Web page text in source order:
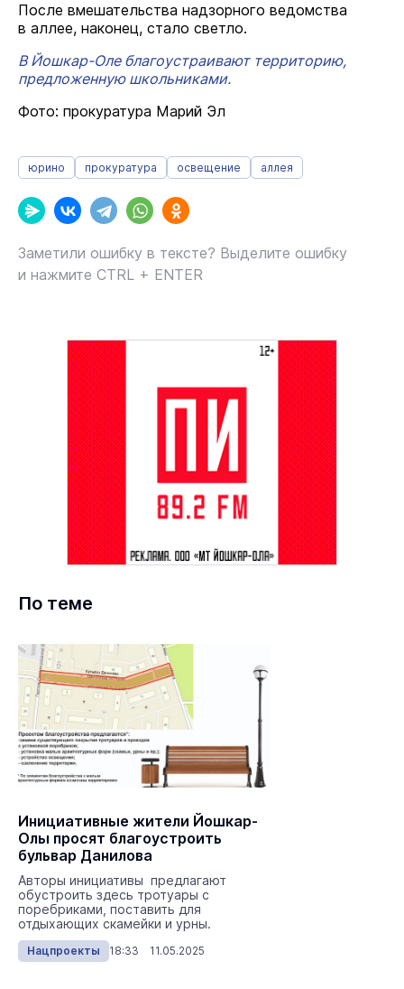
После вмешательства надзорного ведомства
в аллее, наконец, стало светло.
В Йошкар-Оле благоустраивают территорию,
предложенную школьниками.
Фото: прокуратура Марий Эл
юрино прокуратура освещение аллея
Заметили ошибку в тексте? Выделите ошибку
и нажмите CTRL + ENTER
По теме
Инициативные жители Йошкар-
Олы просят благоустроить
бульвар Данилова
Авторы инициативы предлагают
обустроить здесь тротуары с
поребриками, поставить для
отдыхающих скамейки и урны.
Нацпроекты 18:33 11.05.2025